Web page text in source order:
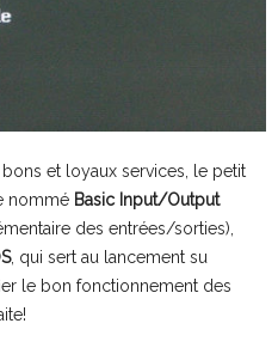
et loyaux services, le petit
nommé Basic Input/Output
des entrées/sorties),
, qui sert au lancement su
le bon fonctionnement des